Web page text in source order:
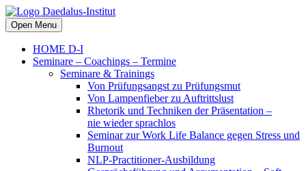
Open Menu
HOME D-I
Seminare – Coachings – Termine
Seminare & Trainings
Von Prüfungsangst zu Prüfungsmut
Von Lampenfieber zu Auftrittslust
Rhetorik und Techniken der Präsentation –
nie wieder sprachlos
Seminar zur Work Life Balance gegen Stress und
Burnout
NLP-Practitioner-Ausbildung